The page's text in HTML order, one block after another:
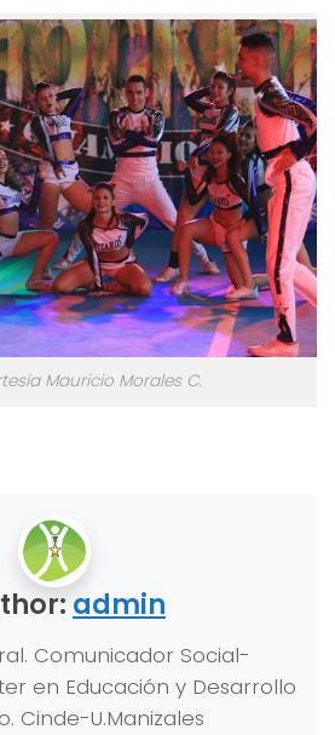
Mauricio Morales C.
admin
Comunicador Social-
en Educación y Desarrollo
Cinde-U.Manizales